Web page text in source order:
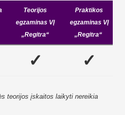
Teorijos
egzaminas VĮ
„Regitra“
Praktikos
egzaminas VĮ
„Regitra“
✓ ✓
teorijos įskaitos laikyti nereikia